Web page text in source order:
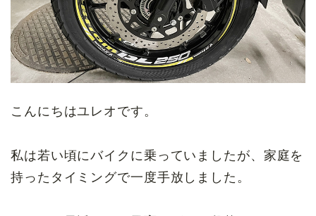
こんにちはユレオです。
私は若い頃にバイクに乗っていましたが、家庭を
持ったタイミングで一度手放しました。